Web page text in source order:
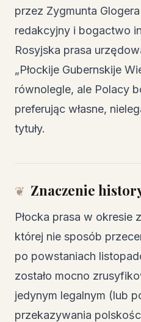
przez Zygmunta
redakcyjny i bogactwo
Rosyjska prasa
„Płockije Gubernskije
równolegle, ale Polacy
preferując własne,
tytuły.
Znaczenie
Płocka prasa w okresie
której nie sposób
po powstaniach
zostało mocno
jedynym legalnym (lub
przekazywania